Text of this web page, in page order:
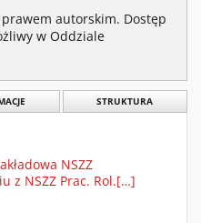
autorskim. Dostęp
w Oddziale
STRUKTURA
NSZZ
z NSZZ Prac. Rol.[…]